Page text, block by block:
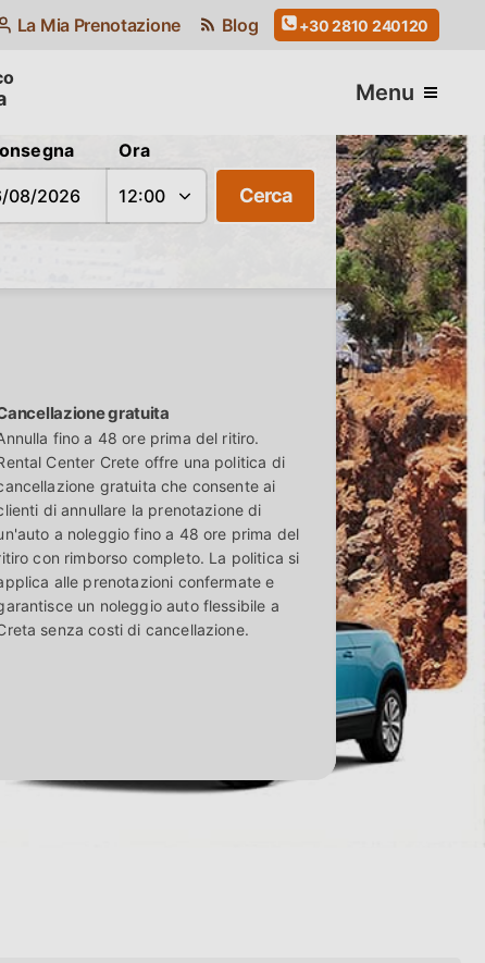
La Mia Prenotazione Blog +30 2810 240120
Menu
Ora
Cerca
gratuita
fino a 48 ore prima del ritiro.
Center Crete offre una politica di
gratuita che consente ai
di annullare la prenotazione di
a noleggio fino a 48 ore prima del
con rimborso completo. La politica si
alle prenotazioni confermate e
un noleggio auto flessibile a
senza costi di cancellazione.